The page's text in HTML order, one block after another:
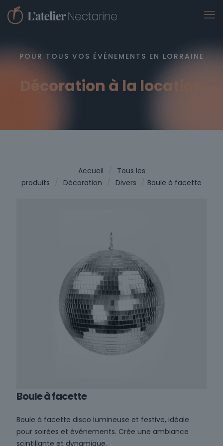
POUR TOUS VOS ÉVÉNEMENTS EN LORRAINE
Décoration à la location
Accueil
Tous les
produits
Décoration Divers Boule à facette
Boule à facette
Boule à facette disco lumineuse et festive, idéale
pour soirées et événements. Crée une ambiance
scintillante et dynamique.